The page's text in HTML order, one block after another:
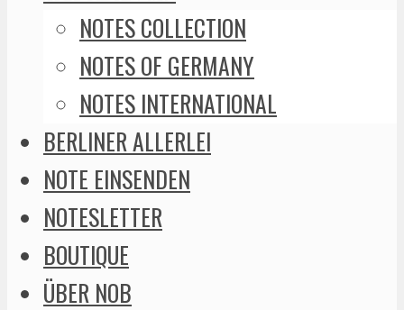
NOTES COLLECTION
NOTES OF GERMANY
NOTES INTERNATIONAL
BERLINER ALLERLEI
NOTE EINSENDEN
NOTESLETTER
BOUTIQUE
ÜBER NOB